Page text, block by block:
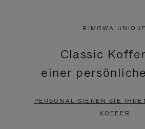
PAUSIERT,
BITTE
DRÜCKEN
KLICKEN
SIE
ZUM
AUFHEBEN
RIMOWA UNIQUE
Classic
einer
PERSONALISIEREN SIE
KOFFER